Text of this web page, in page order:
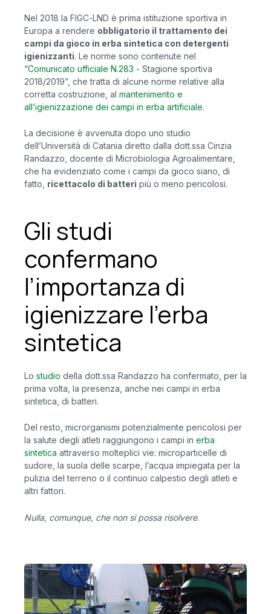
Nel 2018 la FIGC-LND è prima istituzione sportiva in
Europa a rendere obbligatorio il trattamento dei
campi da gioco in erba sintetica con detergenti
igienizzanti. Le norme sono contenute nel
“Comunicato ufficiale N.283 - Stagione sportiva
2018/2019”, che tratta di alcune norme relative alla
corretta costruzione, al mantenimento e
all’igienizzazione dei campi in erba artificiale.
La decisione è avvenuta dopo uno studio
dell’Università di Catania diretto dalla dott.ssa Cinzia
Randazzo, docente di Microbiologia Agroalimentare,
che ha evidenziato come i campi da gioco siano, di
fatto, ricettacolo di batteri più o meno pericolosi.
Gli studi
confermano
l’importanza di
igienizzare l’erba
sintetica
Lo studio della dott.ssa Randazzo ha confermato, per la
prima volta, la presenza, anche nei campi in erba
sintetica, di batteri.
Del resto, microrganismi potenzialmente pericolosi per
la salute degli atleti raggiungono i campi in erba
sintetica attraverso molteplici vie: microparticelle di
sudore, la suola delle scarpe, l’acqua impiegata per la
pulizia del terreno o il continuo calpestio degli atleti e
altri fattori.
Nulla, comunque, che non si possa risolvere.